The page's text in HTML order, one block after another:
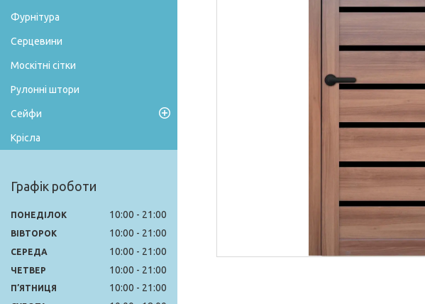
Фурнітура
Серцевини
Москітні сітки
Рулонні штори
Сейфи
Крісла
Графік роботи
ПОНЕДІЛОК 10:00 21:00
ВІВТОРОК 10:00 21:00
СЕРЕДА 10:00 21:00
ЧЕТВЕР 10:00 21:00
ПʼЯТНИЦЯ 10:00 21:00